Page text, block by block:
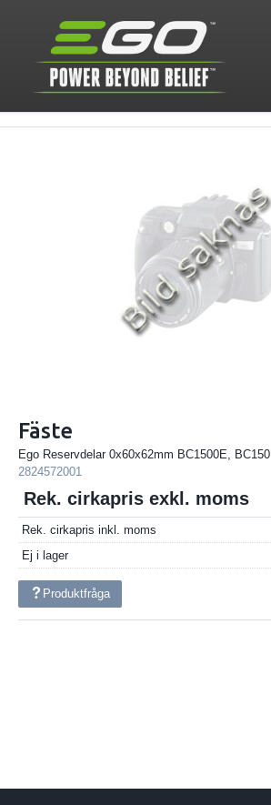
Fäste
Ego Reservdelar 0x60x62mm BC1500E, BC150
2824572001
Rek. cirkapris exkl. moms
Rek. cirkapris inkl. moms
Ej i lager
Produktfråga